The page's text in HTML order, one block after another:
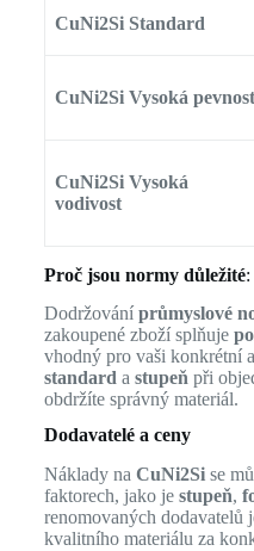
CuNi2Si Standard
CuNi2Si Vysoká pevnost
CuNi2Si Vysoká
vodivost
Proč jsou normy důležité:
Dodržování průmyslové
zakoupené zboží splňuje
vhodný pro vaši konkrétní
standarda stupeňpři
obdržíte správný materiál.
Dodavatelé a ceny
Náklady na CuNi2Sise
faktorech, jako je stupeň,
renomovaných dodavatelů
kvalitního materiálu za